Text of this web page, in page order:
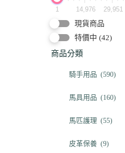
1 14,976 29,951
現貨商品
特價中 (42)
商品分類
騎手用品 (590)
馬具用品 (160)
馬匹護理 (55)
皮革保養 (9)